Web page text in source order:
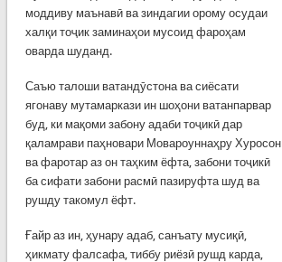
моддиву маънавӣ ва зиндагии орому осудаи
халқи тоҷик заминаҳои мусоид фароҳам
оварда шуданд.
Саъю талоши ватандӯстона ва сиёсати
ягонаву мутамаркази ин шоҳони ватанпарвар
буд, ки мақоми забону адаби тоҷикӣ дар
қаламрави паҳновари Мовароуннаҳру Хуросон
ва фаротар аз он таҳким ёфта, забони тоҷикӣ
ба сифати забони расмӣ пазируфта шуд ва
рушду такомул ёфт.
Ғайр аз ин, ҳунару адаб, санъату мусиқӣ,
ҳикмату фалсафа, тиббу риёзӣ рушд карда,